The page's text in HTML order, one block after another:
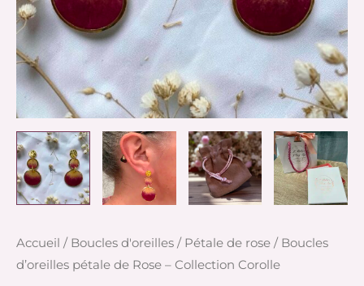
Accueil / Boucles d'oreilles / Pétale de rose / Boucles
d’oreilles pétale de Rose – Collection Corolle